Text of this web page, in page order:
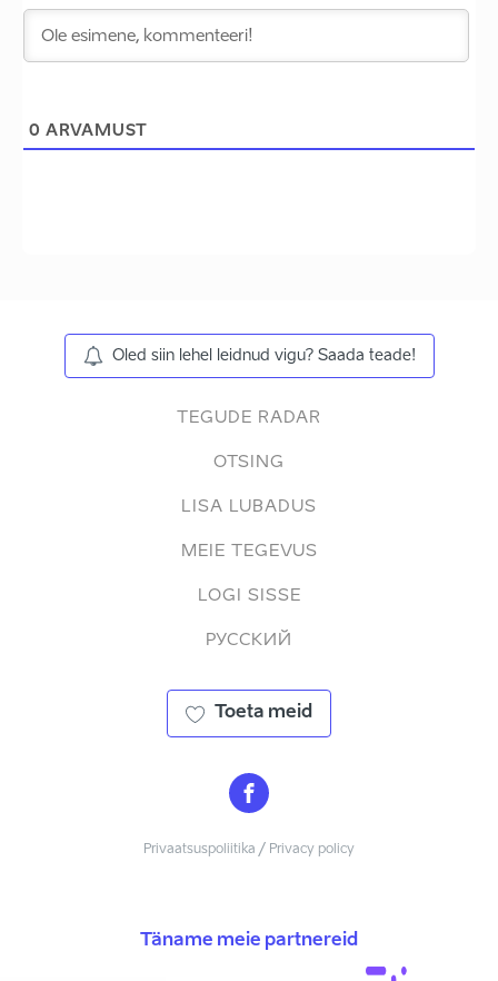
0 ARVAMUST
Oled siin lehel leidnud vigu? Saada teade!
TEGUDE RADAR
OTSING
LISA LUBADUS
MEIE TEGEVUS
LOGI SISSE
РУССКИЙ
Toeta meid
Privaatsuspoliitika / Privacy policy
Täname meie partnereid